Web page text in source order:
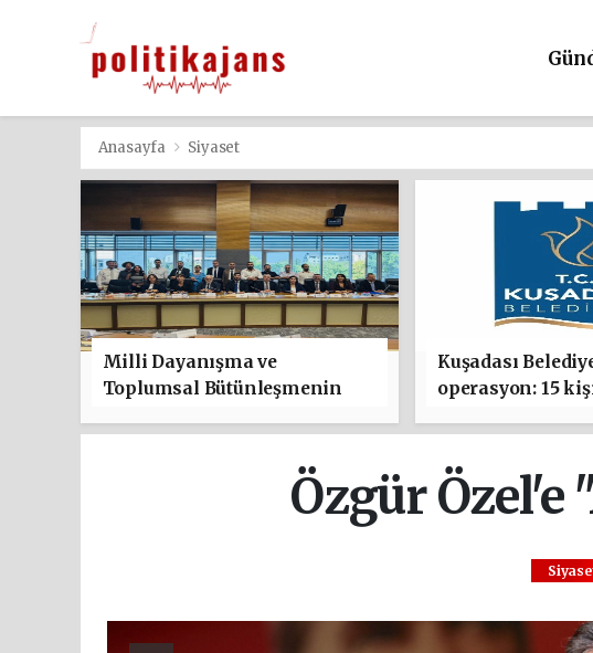
Anasayfa Siyaset
Milli Dayanışma ve
Toplumsal Bütünleşmenin
Kanun Teklifi kabul edildi
Kuşadası
operasyon: 15
Özgür Özel'e